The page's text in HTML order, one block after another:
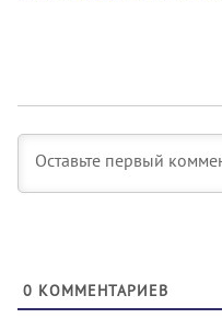
0 КОММЕНТАРИЕВ